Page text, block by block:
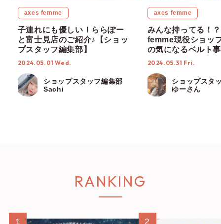
axes femme
子連れにも優しい！ららぽー
と富士見店のご紹介♪【ショッ
プスタッフ編集部】
2024.05.01 Wed.
ショップスタッフ編集部
Sachi
axes femme
みんな持ってる！
femme現役ショッ
の気になるベルト
ップスタッフ編集
2024.05.31 Fri.
ショップスタ
ゆーさん
RANKING
1 2